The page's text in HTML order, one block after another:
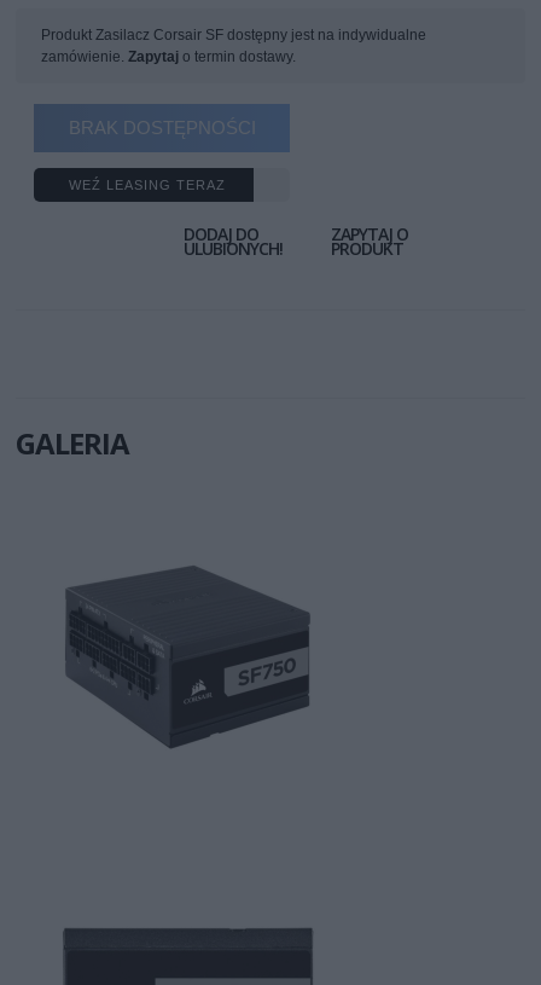
Produkt Zasilacz Corsair SF dostępny jest na indywidualne
zamówienie.Zapytaj o termin dostawy.
BRAK DOSTĘPNOŚCI
WEŹ LEASING TERAZ
DODAJ DO
ULUBIONYCH!
ZAPYTAJ O
PRODUKT
GALERIA